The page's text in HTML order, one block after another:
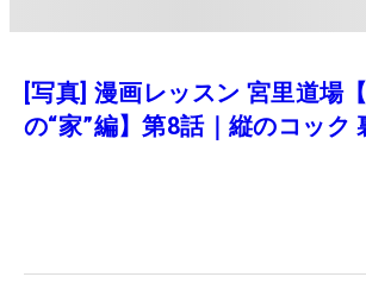
[写真] 漫画レッスン 宮里道場
の“家”編】第8話｜縦のコック